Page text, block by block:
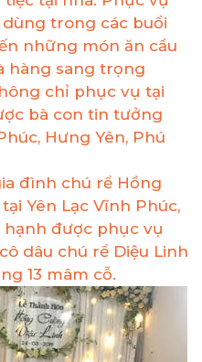
trong các buổi
những món ăn cầu
hàng sang trọng
chỉ phục vụ tại
bà con tin tưởng
Hưng Yên, Phú
đình chú rể Hồng
Yên Lạc Vĩnh Phúc,
được phục vụ
dâu chú rể Diệu Linh
13 mâm cỗ.